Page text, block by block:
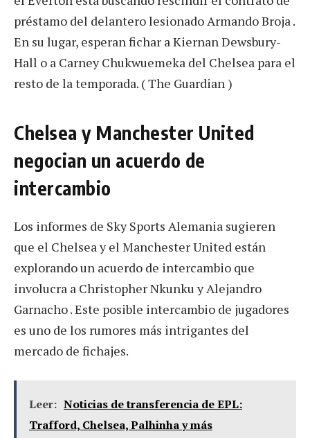
préstamo del delantero lesionado Armando Broja .
En su lugar, esperan fichar a Kiernan Dewsbury-
Hall o a Carney Chukwuemeka del Chelsea para el
resto de la temporada. ( The Guardian )
Chelsea y Manchester United
negocian un acuerdo de
intercambio
Los informes de Sky Sports Alemania sugieren
que el Chelsea y el Manchester United están
explorando un acuerdo de intercambio que
involucra a Christopher Nkunku y Alejandro
Garnacho . Este posible intercambio de jugadores
es uno de los rumores más intrigantes del
mercado de fichajes.
Leer: Noticias de transferencia de EPL:
Trafford, Chelsea, Palhinha y más